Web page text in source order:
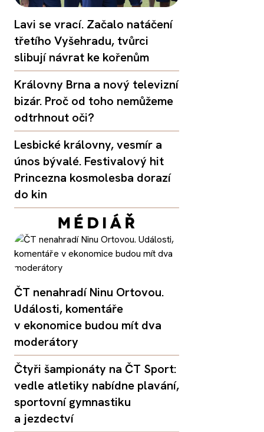
Lavi se vrací. Začalo natáčení
třetího Vyšehradu, tvůrci
slibují návrat ke kořenům
Královny Brna a nový televizní
bizár. Proč od toho nemůžeme
odtrhnout oči?
Lesbické královny, vesmír a
únos bývalé. Festivalový hit
Princezna kosmolesba dorazí
do kin
ČT nenahradí Ninu Ortovou.
Události, komentáře
v ekonomice budou mít dva
moderátory
Čtyři šampionáty na ČT Sport:
vedle atletiky nabídne plavání,
sportovní gymnastiku
a jezdectví